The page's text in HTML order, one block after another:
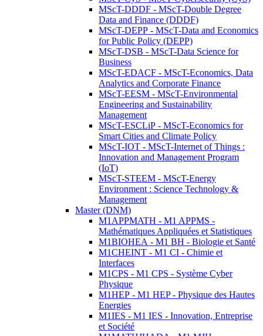
MScT-DDDF - MScT-Double Degree
Data and Finance (DDDF)
MScT-DEPP - MScT-Data and Economics
for Public Policy (DEPP)
MScT-DSB - MScT-Data Science for
Business
MScT-EDACF - MScT-Economics, Data
Analytics and Corporate Finance
MScT-EESM - MScT-Environmental
Engineering and Sustainability
Management
MScT-ESCLiP - MScT-Economics for
Smart Cities and Climate Policy
MScT-IOT - MScT-Internet of Things :
Innovation and Management Program
(IoT)
MScT-STEEM - MScT-Energy
Environment : Science Technology &
Management
Master (DNM)
M1APPMATH - M1 APPMS -
Mathématiques Appliquées et Statistiques
M1BIOHEA - M1 BH - Biologie et Santé
M1CHEINT - M1 CI - Chimie et
Interfaces
M1CPS - M1 CPS - Système Cyber
Physique
M1HEP - M1 HEP - Physique des Hautes
Energies
M1IES - M1 IES - Innovation, Entreprise
et Société